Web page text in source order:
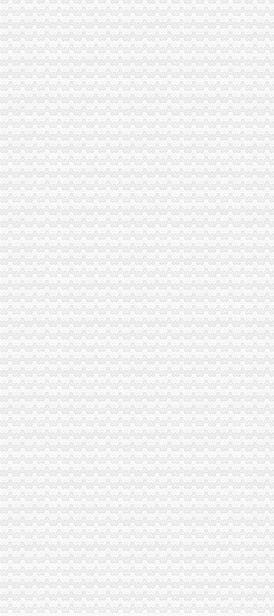
【免费注册商标注册商标免费咨询】-省内其它易登网
免费注册QQ微信号—申请QQ号免费
北京个人免费注册简历信息--北京人才热线
等等免费注册商标商标v公司阿的【今日推荐网】
免费注册玩游戏每个3.5元_任务威客网_劳务
免费代注册
免费注册目标通行证|免费注册目标一号通
软件免费注册登录-Focusky动画演示大师官网
免费注册
1-1免费注册有赞开店_在线观看
qq申请号码免费注册的地址_图文教程_教程_2345软件教程（多
免费域名,免费顶级域名,域名注册免费,免费TK域名,免费ML域
【优惠升级】学教育网师/执业师面授班全面免费注册即可预约
存100送100【起凡免费注册送会员】手游棋牌注册送可提现